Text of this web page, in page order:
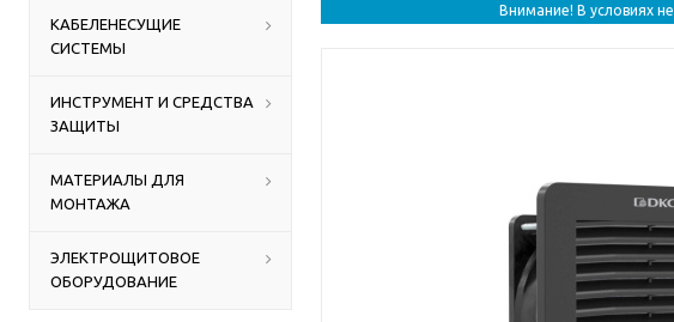
КАБЕЛЕНЕСУЩИЕ
СИСТЕМЫ
ИНСТРУМЕНТ И СРЕДСТВА
ЗАЩИТЫ
МАТЕРИАЛЫ ДЛЯ
МОНТАЖА
ЭЛЕКТРОЩИТОВОЕ
ОБОРУДОВАНИЕ
Внимание! В условиях